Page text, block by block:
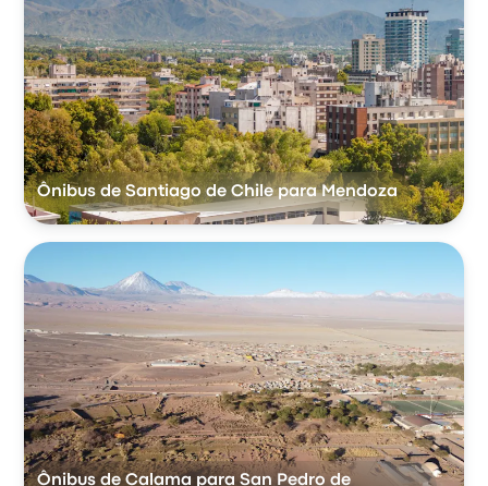
Ônibus de Santiago de Chile para Mendoza
Ônibus de Calama para San Pedro de